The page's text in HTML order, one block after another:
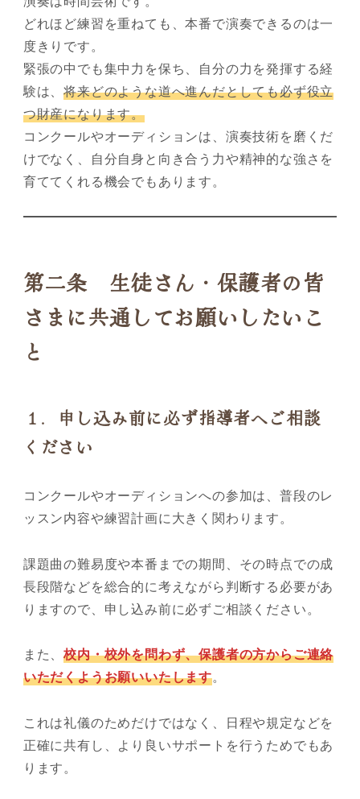
どれほど練習を重ねても、本番で演奏できるのは一
度きりです。
緊張の中でも集中力を保ち、自分の力を発揮する経
験は、将来どのような道へ進んだとしても必ず役立
つ財産になります。
コンクールやオーディションは、演奏技術を磨くだ
けでなく、自分自身と向き合う力や精神的な強さを
育ててくれる機会でもあります。
第二条 生徒さん・保護者の皆
さまに共通してお願いしたいこ
と
１．申し込み前に必ず指導者へご相談
ください
コンクールやオーディションへの参加は、普段のレ
ッスン内容や練習計画に大きく関わります。
課題曲の難易度や本番までの期間、その時点での成
長段階などを総合的に考えながら判断する必要があ
りますので、申し込み前に必ずご相談ください。
また、校内・校外を問わず、保護者の方からご連絡
いただくようお願いいたします。
これは礼儀のためだけではなく、日程や規定などを
正確に共有し、より良いサポートを行うためでもあ
ります。